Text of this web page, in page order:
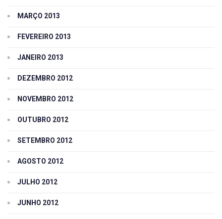
MARÇO 2013
FEVEREIRO 2013
JANEIRO 2013
DEZEMBRO 2012
NOVEMBRO 2012
OUTUBRO 2012
SETEMBRO 2012
AGOSTO 2012
JULHO 2012
JUNHO 2012